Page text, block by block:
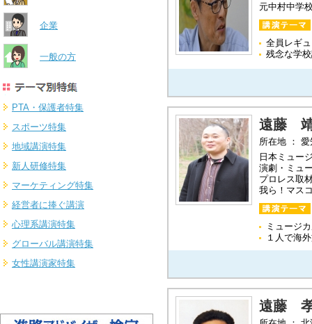
企業
一般の方
PTA・保護者特集
スポーツ特集
地域講演特集
新人研修特集
マーケティング特集
経営者に捧ぐ講演
心理系講演特集
グローバル講演特集
女性講演家特集
元中村中学
全員レギ
残念な学
遠藤
所在地 ：
日本ミュー
演劇・ミュ
プロレス取
我ら！マス
ミュージ
１人で海
遠藤